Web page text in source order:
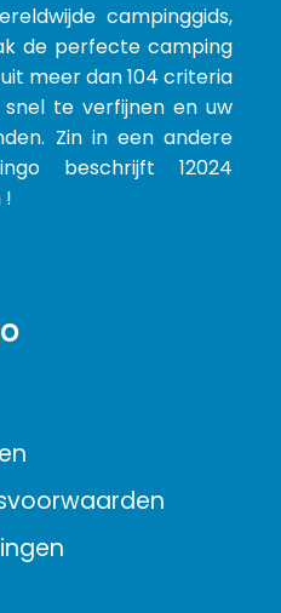
campinggids,
de perfecte camping
meer dan 104 criteria
te verfijnen en uw
Zin in een andere
beschrijft 12024
!